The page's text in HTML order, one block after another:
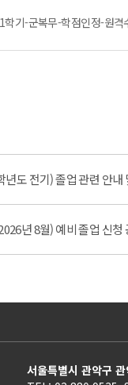
기-군복무-학점인정-원
도 전기) 졸업 관련 안내
년 8월) 예비 졸업 신청
서울특별시 관악구